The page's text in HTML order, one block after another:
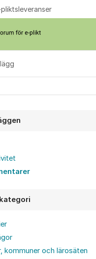
kommuner och lärosäten